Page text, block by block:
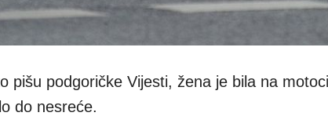
pišu podgoričke Vijesti, žena je bila na
do nesreće.